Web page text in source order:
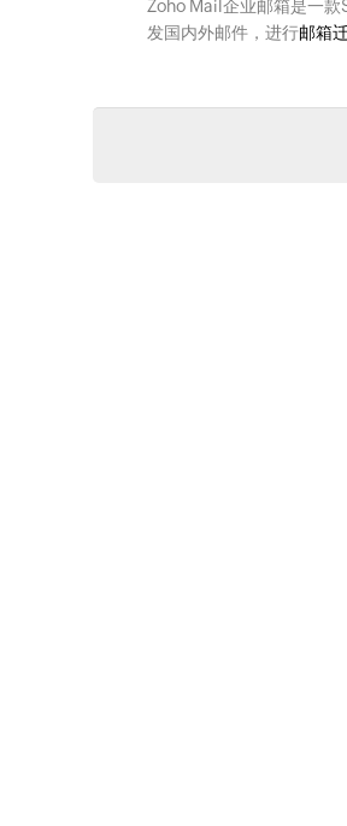
Zoho Mail企业邮箱是一
发国内外邮件，进行邮箱